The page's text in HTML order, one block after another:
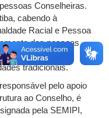
Conselheiras.
cabendo à
Racial e Pessoa
das pessoas
Civil -
tradicionais.
pelo apoio
ao Conselho, é
pela SEMIPI,